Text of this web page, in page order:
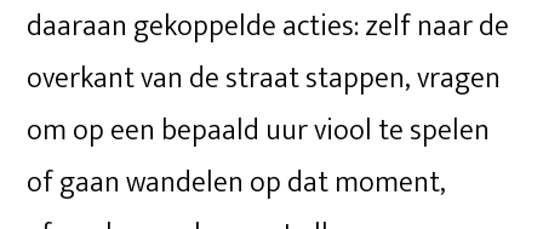
daaraan gekoppelde acties: zelf naar de
overkant van de straat stappen, vragen
om op een bepaald uur viool te spelen
of gaan wandelen op dat moment,